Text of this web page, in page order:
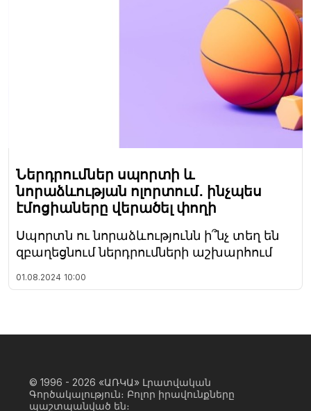
Ներդրումներ սպորտի և
նորաձևության ոլորտում․ ինչպես
էմոցիաները վերածել փողի
Սպորտն ու նորաձևությունն ի՞նչ տեղ են
զբաղեցնում ներդրումների աշխարհում
01.08.2024 10:00
© 1996 - 2026 «ԱՌԿԱ» Լրատվական
Գործակալություն։ Բոլոր իրավունքները
պաշտպանված են։